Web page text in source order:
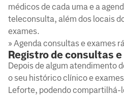
médicos de cada uma e a
teleconsulta, além dos locais
exames.
» Agenda consultas e exames
Registro de consultas e
Depois de algum atendimento
o seu histórico clínico e
Leforte, podendo compartilhá-